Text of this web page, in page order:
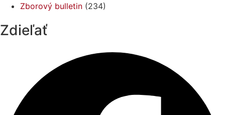
Zborový bulletin (234)
Zdieľať